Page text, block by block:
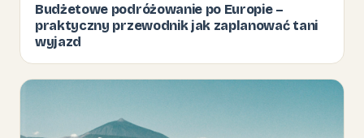
Budżetowe podróżowanie po Europie –
praktyczny przewodnik jak zaplanować tani
wyjazd